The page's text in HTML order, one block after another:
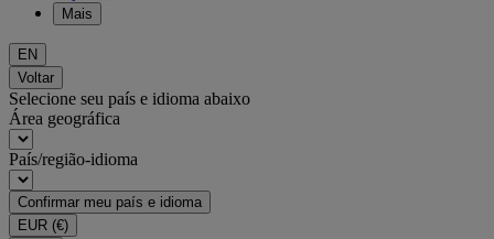
Mais
EN
Voltar
Selecione seu país e idioma abaixo
Área geográfica
País/região-idioma
Confirmar meu país e idioma
EUR (€)